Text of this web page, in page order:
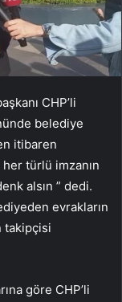
CHP’li
belediye
itibaren
her türlü imzanın
alsın ” dedi.
evrakların
takipçisi
göre CHP’li